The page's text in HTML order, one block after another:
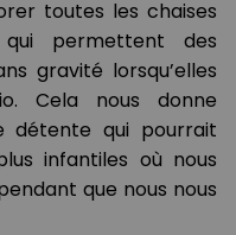
toutes les chaises
permettent des
gravité lorsqu’elles
Cela nous donne
détente qui pourrait
infantiles où nous
que nous nous